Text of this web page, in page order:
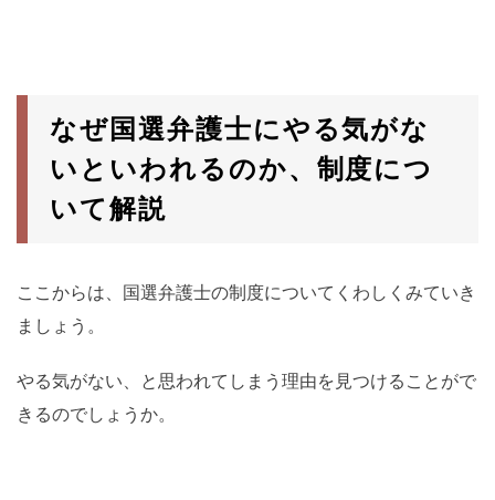
なぜ国選弁護士にやる気がな
いといわれるのか、制度につ
いて解説
ここからは、国選弁護士の制度についてくわしくみていき
ましょう。
やる気がない、と思われてしまう理由を見つけることがで
きるのでしょうか。